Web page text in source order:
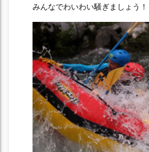
みんなでわいわい騒ぎましょう！